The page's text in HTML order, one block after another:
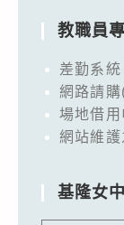
教職員
差勤系統
網路請購
場地借用
網站維
基隆女